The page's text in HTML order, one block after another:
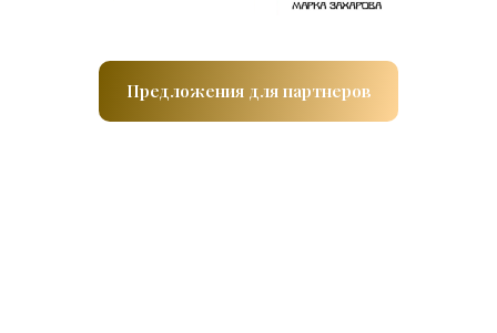
Предложения для партнеров